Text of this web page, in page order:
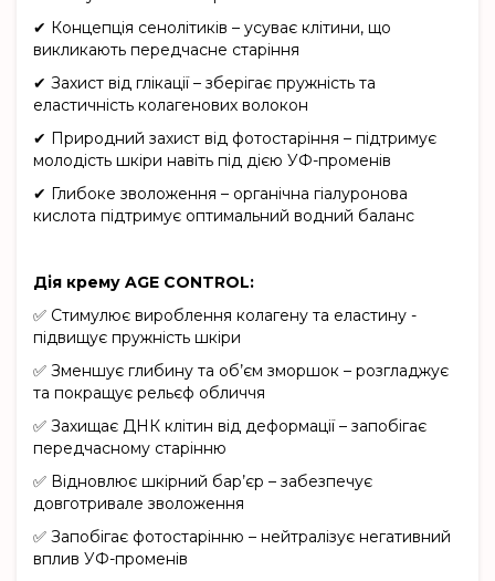
✔ Концепція сенолітиків – усуває клітини, що
викликають передчасне старіння
✔ Захист від глікації – зберігає пружність та
еластичність колагенових волокон
✔ Природний захист від фотостаріння – підтримує
молодість шкіри навіть під дією УФ-променів
✔ Глибоке зволоження – органічна гіалуронова
кислота підтримує оптимальний водний баланс
Дія крему AGE CONTROL:
✅ Стимулює вироблення колагену та еластину -
підвищує пружність шкіри
✅ Зменшує глибину та об’єм зморшок – розгладжує
та покращує рельєф обличчя
✅ Захищає ДНК клітин від деформації – запобігає
передчасному старінню
✅ Відновлює шкірний бар’єр – забезпечує
довготривале зволоження
✅ Запобігає фотостарінню – нейтралізує негативний
вплив УФ-променів